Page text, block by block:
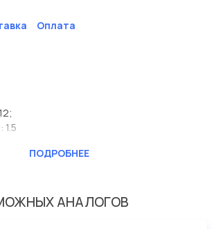
Оплата
PETERS ENNEPETAL
37
ПОДРОБНЕЕ
АНАЛОГОВ